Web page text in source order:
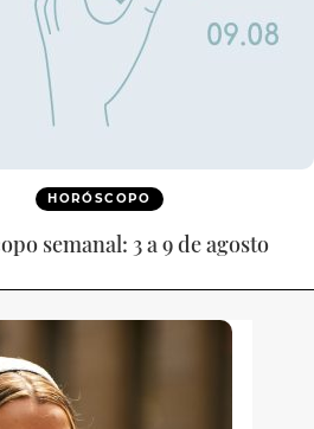
HORÓSCOPO
semanal: 3 a 9 de agosto